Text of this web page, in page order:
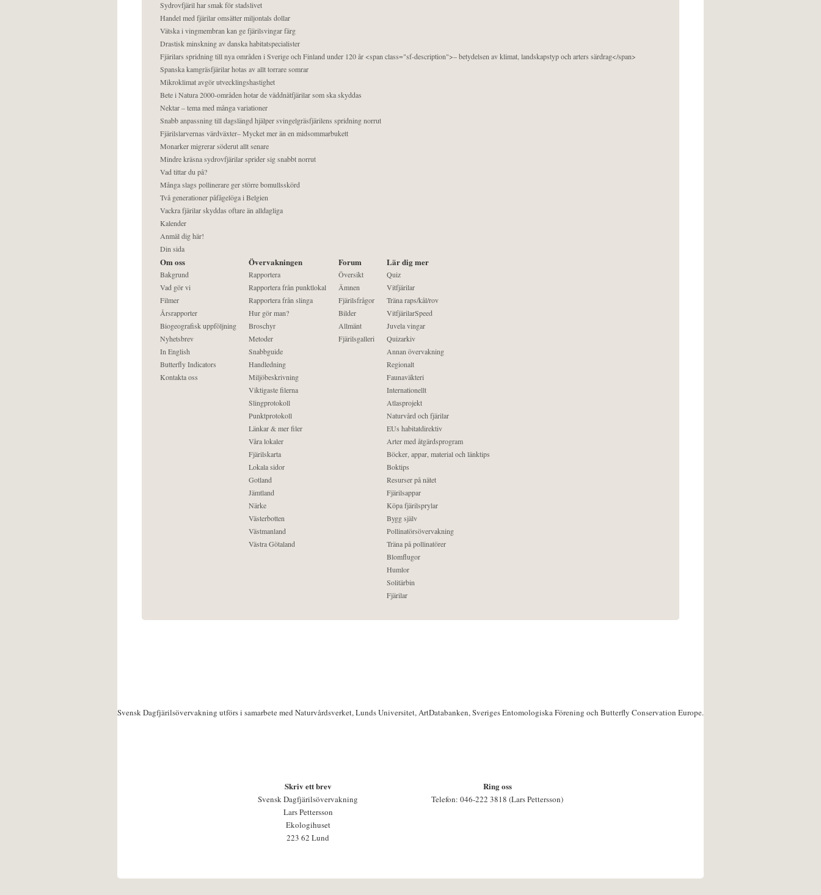
Sydrovfjäril har smak för stadslivet
Handel med fjärilar omsätter miljontals dollar
Vätska i vingmembran kan ge fjärilsvingar färg
Drastisk minskning av danska habitatspecialister
Fjärilars spridning till nya områden i Sverige och Finland under 120 år <span class="sf-description">– betydelsen av klimat, landskapstyp och arters särdrag</span>
Spanska kamgräsfjärilar hotas av allt torrare somrar
Mikroklimat avgör utvecklingshastighet
Bete i Natura 2000-områden hotar de väddnätfjärilar som ska skyddas
Nektar – tema med många variationer
Snabb anpassning till dagslängd hjälper svingelgräsfjärilens spridning norrut
Fjärilslarvernas värdväxter– Mycket mer än en midsommarbukett
Monarker migrerar söderut allt senare
Mindre kräsna sydrovfjärilar sprider sig snabbt norrut
Vad tittar du på?
Många slags pollinerare ger större bomullsskörd
Två generationer påfågelöga i Belgien
Vackra fjärilar skyddas oftare än alldagliga
Kalender
Anmäl dig här!
Din sida
Om oss
Bakgrund
Vad gör vi
Filmer
Årsrapporter
Biogeografisk uppföljning
Nyhetsbrev
In English
Butterfly Indicators
Kontakta oss
Övervakningen
Rapportera
Rapportera från punktlokal
Rapportera från slinga
Hur gör man?
Broschyr
Metoder
Snabbguide
Handledning
Miljöbeskrivning
Viktigaste filerna
Slingprotokoll
Punktprotokoll
Länkar & mer filer
Våra lokaler
Fjärilskarta
Lokala sidor
Gotland
Jämtland
Närke
Västerbotten
Västmanland
Västra Götaland
Forum
Översikt
Ämnen
Fjärilsfrågor
Bilder
Allmänt
Fjärilsgalleri
Lär dig mer
Quiz
Vitfjärilar
Träna raps/kål/rov
VitfjärilarSpeed
Juvela vingar
Quizarkiv
Annan övervakning
Regionalt
Faunaväkteri
Internationellt
Atlasprojekt
Naturvård och fjärilar
EUs habitatdirektiv
Arter med åtgärdsprogram
Böcker, appar, material och länktips
Boktips
Resurser på nätet
Fjärilsappar
Köpa fjärilsprylar
Bygg själv
Pollinatörsövervakning
Träna på pollinatörer
Blomflugor
Humlor
Solitärbin
Fjärilar
Svensk Dagfjärilsövervakning utförs i samarbete med Naturvårdsverket, Lunds Universitet, ArtDatabanken, Sveriges Entomologiska Förening och Butterfly Conservation Europe.
Skriv ett brev
Svensk Dagfjärilsövervakning
Lars Pettersson
Ekologihuset
223 62 Lund
Ring oss
Telefon: 046-222 3818 (Lars Pettersson)